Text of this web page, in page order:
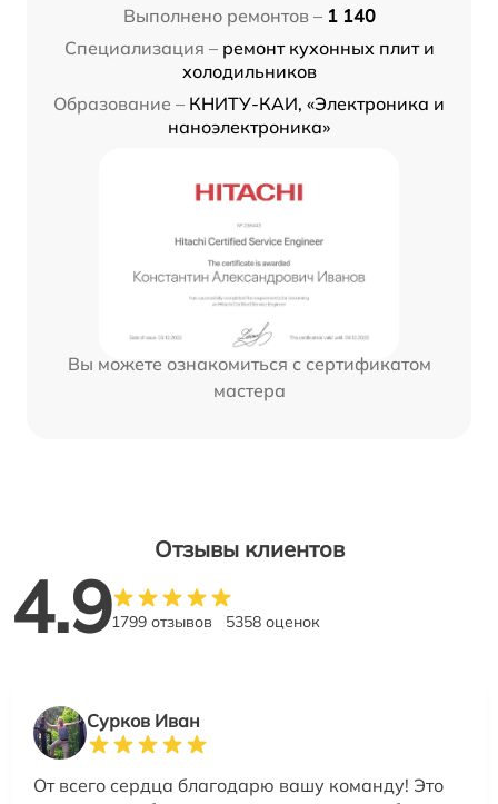
Выполнено ремонтов – 1 140
Специализация – ремонт кухонных плит и
холодильников
Образование – КНИТУ-КАИ, «Электроника и
наноэлектроника»
Вы можете ознакомиться с сертификатом
мастера
Отзывы клиентов
4.91799 отзывов 5358 оценок
Сурков Иван
От всего сердца благодарю вашу команду! Это